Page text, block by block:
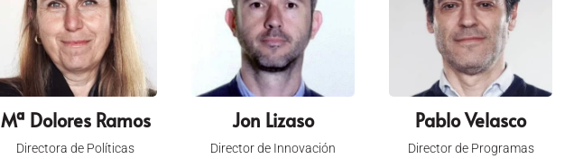
Mª Dolores Ramos
Directora de Políticas
Jon Lizaso
Director de Innovación
Pablo Velasco
Director de Programas